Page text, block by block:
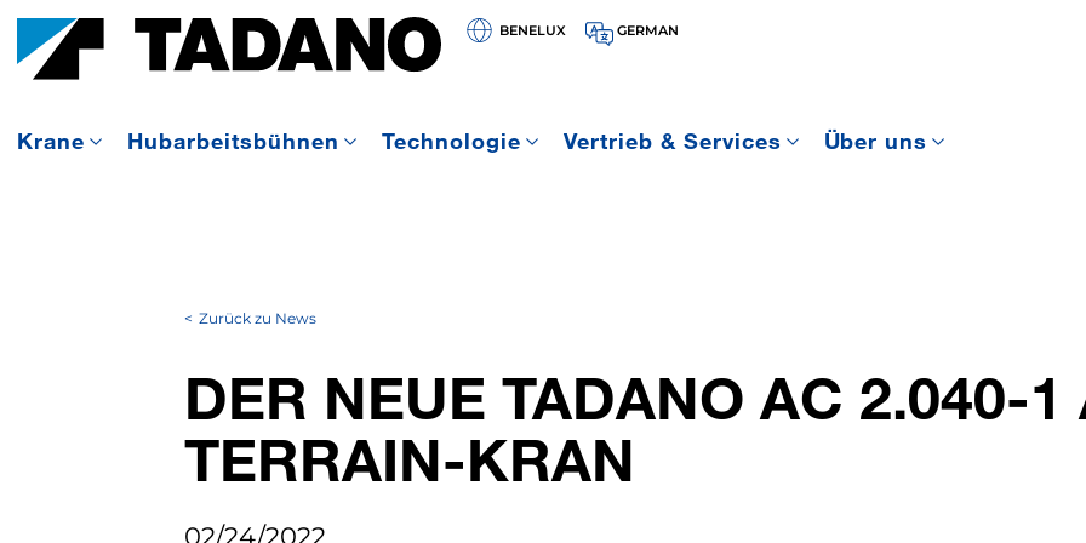
BENELUX GERMAN
Krane Hubarbeitsbühnen Technologie Vertrieb & Services Über uns
Zurück zu News
DER NEUE TADANO AC 2.040-1
TERRAIN-KRAN
02/24/2022